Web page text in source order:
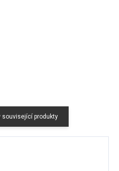
související produkty